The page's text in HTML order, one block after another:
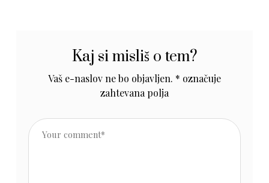
Kaj si misliš o tem?
Vaš e-naslov ne bo objavljen. * označuje
zahtevana polja